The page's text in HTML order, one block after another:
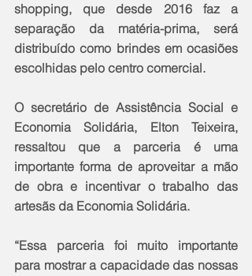
shopping, que desde 2016 faz a
separação da matéria-prima, será
distribuído como brindes em ocasiões
escolhidas pelo centro comercial.
O secretário de Assistência Social e
Economia Solidária, Elton Teixeira,
ressaltou que a parceria é uma
importante forma de aproveitar a mão
de obra e incentivar o trabalho das
artesãs da Economia Solidária.
“Essa parceria foi muito importante
para mostrar a capacidade das nossas